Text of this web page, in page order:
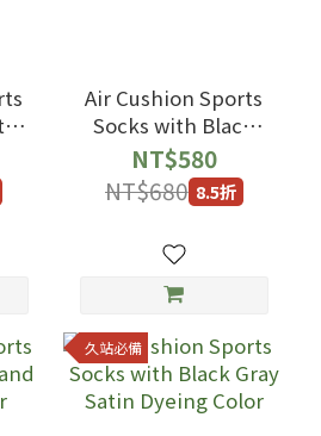
Air Cushion Sports
Socks with Black
Color
NT$580
NT$680 8.5折
久站必備